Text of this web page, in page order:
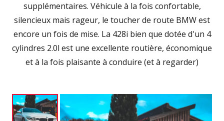
supplémentaires. Véhicule à la fois confortable,
silencieux mais rageur, le toucher de route BMW est
encore un fois de mise. La 428i bien que dotée d'un 4
cylindres 2.0l est une excellente routière, économique
et à la fois plaisante à conduire (et à regarder)